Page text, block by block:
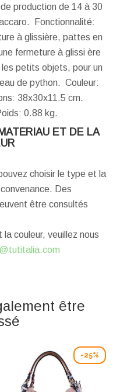
production de 14 à 30
Fonctionnalité:
à glissière, pattes en
fermeture à glissi ère
petits objets, pour un
de python. Couleur:
38x30x11.5 cm.
0.88 kg.
ET DE LA
choisir le type et la
Des
être consultés
couleur, veuillez nous
être
-25%